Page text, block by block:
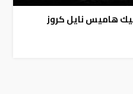
هاميس نايل كروز